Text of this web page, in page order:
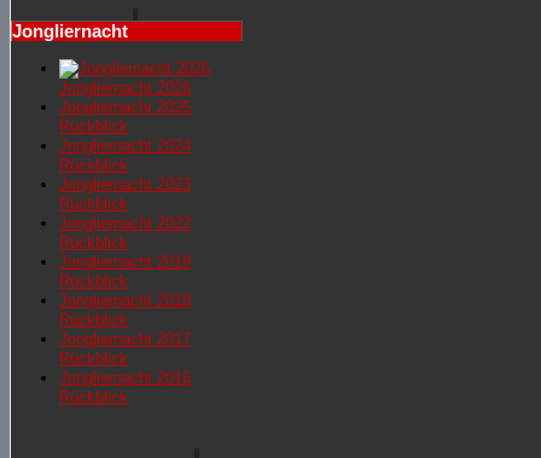
Jongliernacht
Jongliernacht 2026
Jongliernachr 2025
Rückblick
Jongliernacht 2024
Rückblick
Jongliernacht 2023
Rückblick
Jongliernacht 2022
Rückblick
Jongliernacht 2019
Rückblick
Jongliernacht 2018
Rückblick
Jongliernacht 2017
Rückblick
Jongliernacht 2016
Rückblick